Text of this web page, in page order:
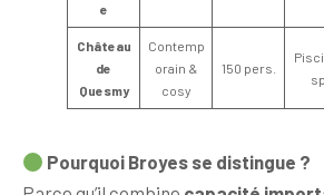
e
Château
de
Quesmy
Contemp
orain &
cosy
150 pers.
Pourquoi Broyes se distingue ?